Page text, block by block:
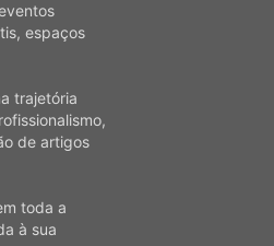
espaços
trajetória
de artigos
toda a
à sua